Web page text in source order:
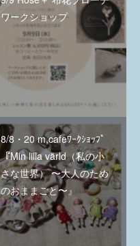
ワークショップ
8/8・20 m,cafeﾜｰｸｼｮｯﾌﾟ
『Min lilla värld（私の小
さな世界） 〜大人のため
のおままごと〜』